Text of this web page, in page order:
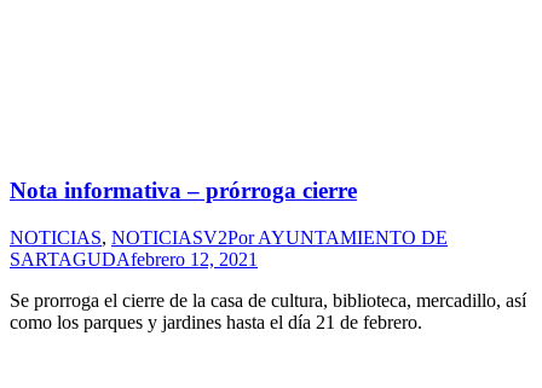
Nota informativa – prórroga cierre
NOTICIAS, NOTICIASV2PorAYUNTAMIENTO DE
SARTAGUDAfebrero 12, 2021
Se prorroga el cierre de la casa de cultura, biblioteca, mercadillo, así
como los parques y jardines hasta el día 21 de febrero.